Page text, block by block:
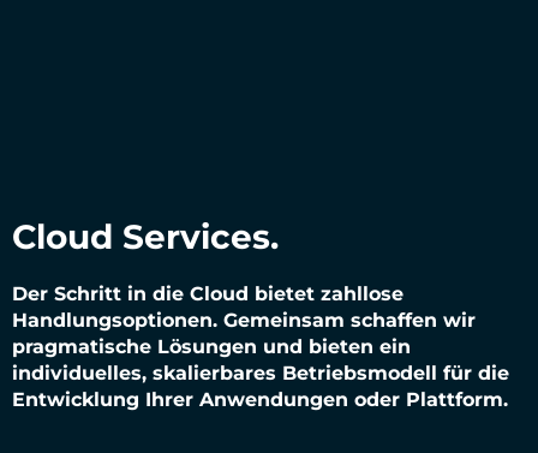
Cloud Services.
Der Schritt in die Cloud bietet zahllose
Handlungs­optionen. Gemeinsam schaffen wir
pragmatische Lösungen und bieten ein
individuelles, skalierbares Betriebsmodell für die
Entwicklung Ihrer Anwendungen oder Plattform.